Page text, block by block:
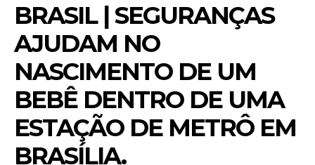
BRASIL | SEGURANÇAS
AJUDAM NO
NASCIMENTO DE UM
BEBÊ DENTRO DE UMA
ESTAÇÃO DE METRÔ EM
BRASÍLIA.